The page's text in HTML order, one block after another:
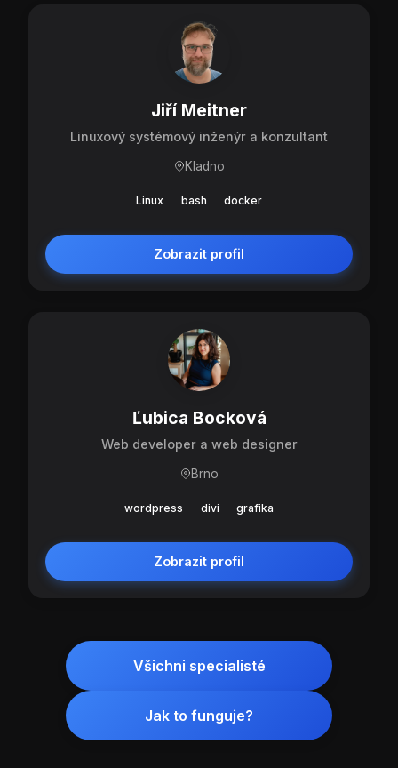
Jiří Meitner
Linuxový systémový inženýr a konzultant
Kladno
Linux bash docker
Zobrazit profil
Ľubica Bocková
Web developer a web designer
Brno
wordpress divi grafika
Zobrazit profil
Všichni specialisté
Jak to funguje?